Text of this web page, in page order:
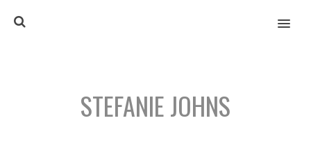
MENU
STEFANIE JOHNS